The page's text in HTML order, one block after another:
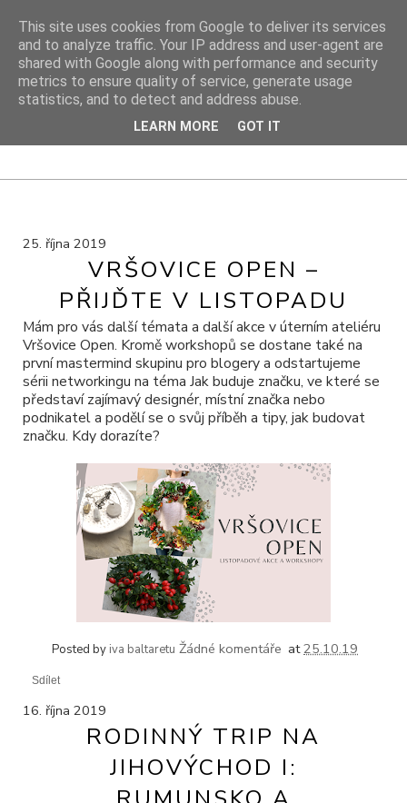
DIY PROJEKTY
DIY blog s návody, výtvarnými tipy a cestami za inspirací
25. října 2019
VRŠOVICE OPEN –
PŘIJĎTE V LISTOPADU
Mám pro vás další témata a další akce v úterním ateliéru
Vršovice Open. Kromě workshopů se dostane také na
první mastermind skupinu pro blogery a odstartujeme
sérii networkingu na téma Jak buduje značku, ve které se
představí zajímavý designér, místní značka nebo
podnikatel a podělí se o svůj příběh a tipy, jak budovat
značku. Kdy dorazíte?
Posted by iva baltaretu at25.10.19
Žádné komentáře
Sdílet
16. října 2019
RODINNÝ TRIP NA
JIHOVÝCHOD I:
This site uses cookies from Google to deliver its services
and to analyze traffic. Your IP address and user-agent are
shared with Google along with performance and security
metrics to ensure quality of service, generate usage
statistics, and to detect and address abuse.
LEARN MORE GOT IT